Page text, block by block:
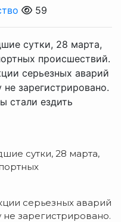
59
сутки, 28 марта,
происшествий.
серьезных аварий
зарегистрировано.
стали ездить
сутки, 28 марта,
серьезных аварий
зарегистрировано.